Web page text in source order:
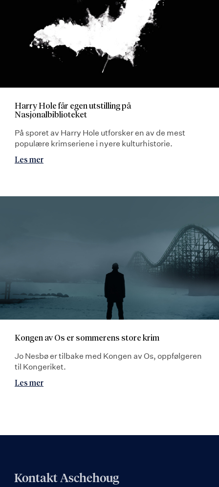
Harry Hole får egen utstilling på
Nasjonalbiblioteket
På sporet av Harry Hole utforsker en av de mest
populære krimseriene i nyere kulturhistorie.
Les mer
Kongen av Os er sommerens store krim
Jo Nesbø er tilbake med Kongen av Os, oppfølgeren
til Kongeriket.
Les mer
Kontakt Aschehoug